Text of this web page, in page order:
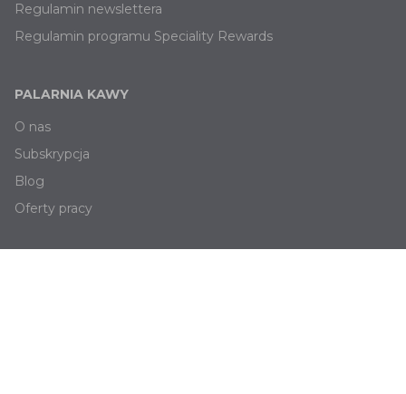
Regulamin newslettera
Regulamin programu Speciality Rewards
PALARNIA KAWY
O nas
Subskrypcja
Blog
Oferty pracy